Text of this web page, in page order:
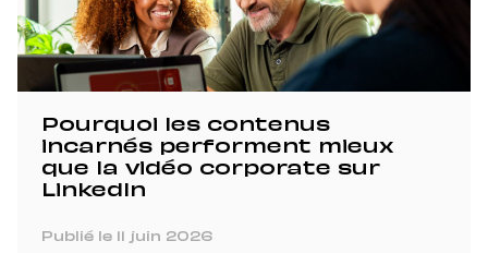
Pourquoi les contenus
incarnés performent mieux
que la vidéo corporate sur
LinkedIn
Publié le 11 juin 2026